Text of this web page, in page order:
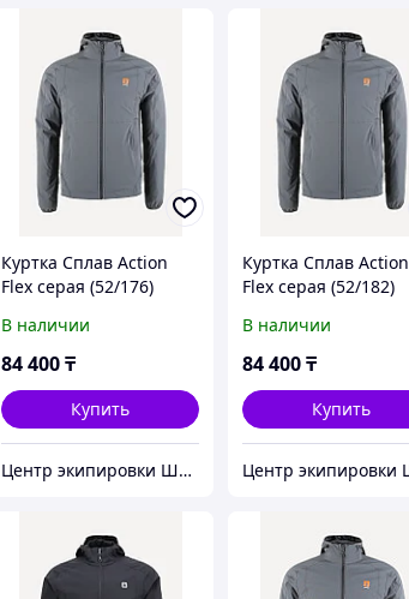
Куртка Сплав Action
Flex серая (52/176)
В наличии
84 400₸
Купить
Центр экипировки Штурм
Куртка Сплав Action
Flex серая (52/182)
В наличии
84 400₸
Купить